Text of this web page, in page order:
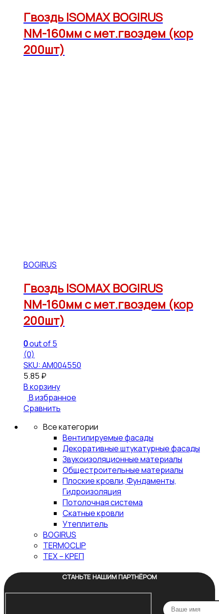
Гвоздь ISOMAX BOGIRUS
NМ-160мм с мет.гвоздем (кор
200шт)
BOGIRUS
Гвоздь ISOMAX BOGIRUS
NМ-160мм с мет.гвоздем (кор
200шт)
0out of 5
(0)
SKU: АМ004550
5.85 ₽
В корзину
В избранное
Сравнить
Все категории
Вентилируемые фасады
Декоративные штукатурные фасады
Звукоизоляционные материалы
Общестроительные материалы
Плоские кровли, Фундаменты,
Гидроизоляция
Потолочная система
Скатные кровли
Утеплитель
BOGIRUS
TERMOCLIP
ТЕХ – КРЕП
СТАНЬТЕ НАШИМ ПАРТНЁРОМ